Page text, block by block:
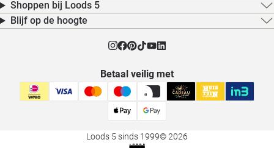
Shoppen bij Loods 5
Blijf op de hoogte
Betaal veilig met
Loods 5 sinds 1999© 2026